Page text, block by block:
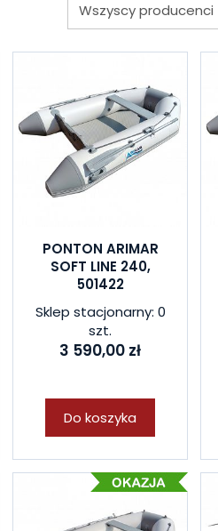
PONTON ARIMAR
SOFT LINE 240,
501422
Sklep stacjonarny: 0
szt.
3 590,00 zł
Do koszyka